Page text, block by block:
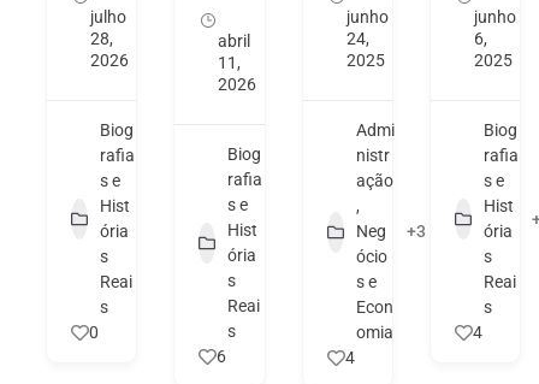
julho
28,
2026
Biog
rafia
s e
Hist
ória
s
Reai
s
0
abril
11,
2026
Biog
rafia
s e
Hist
ória
s
Reai
s
6
junho
24,
2025
Admi
nistr
ação
,
Neg
ócio
s e
Econ
omia
+3
4
junho
6,
2025
Biog
rafia
s e
Hist
ória
s
Reai
s
4